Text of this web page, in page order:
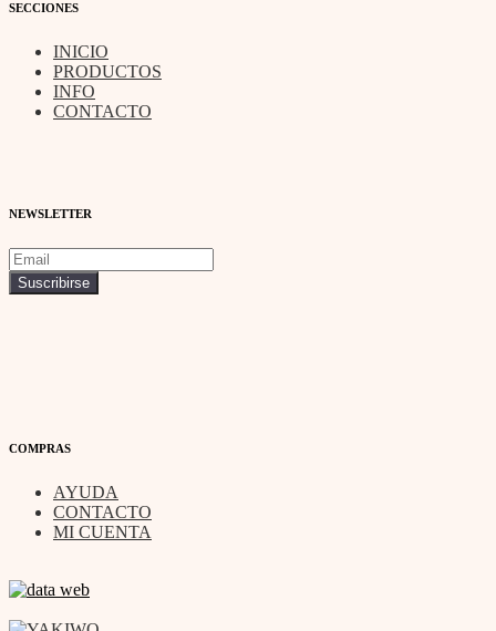
SECCIONES
INICIO
PRODUCTOS
INFO
CONTACTO
NEWSLETTER
COMPRAS
AYUDA
CONTACTO
MI CUENTA